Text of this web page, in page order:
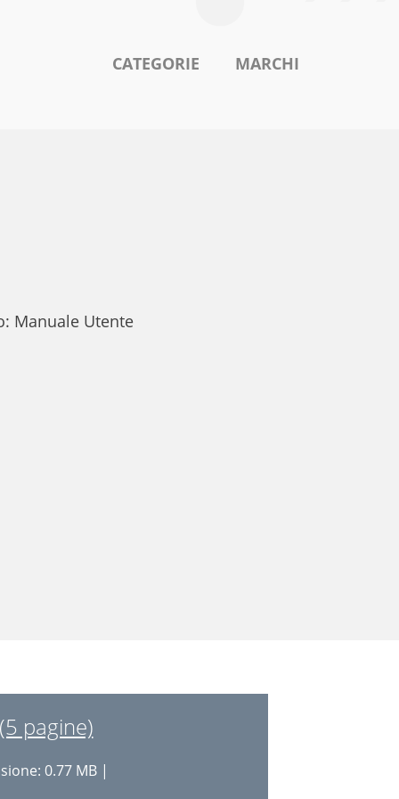
CATEGORIE MARCHI
Manuale Utente
pagine)
0.77 MB |